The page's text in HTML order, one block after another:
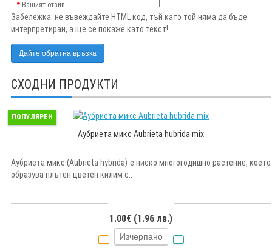
Вашият отзив
Забележка: не въвеждайте HTML код, тъй като той няма да бъде
интерпретиран, а ще се покаже като текст!
Дайте обратна връзка
СХОДНИ ПРОДУКТИ
ПОПУЛЯРЕН
Аубриета микс Aubrieta hubrida mix
Аубриета микс (Aubrieta hybrida) е ниско многогодишно растение, което
образува плътен цветен килим с..
1.00€ (1.96 лв.)
Изчерпано